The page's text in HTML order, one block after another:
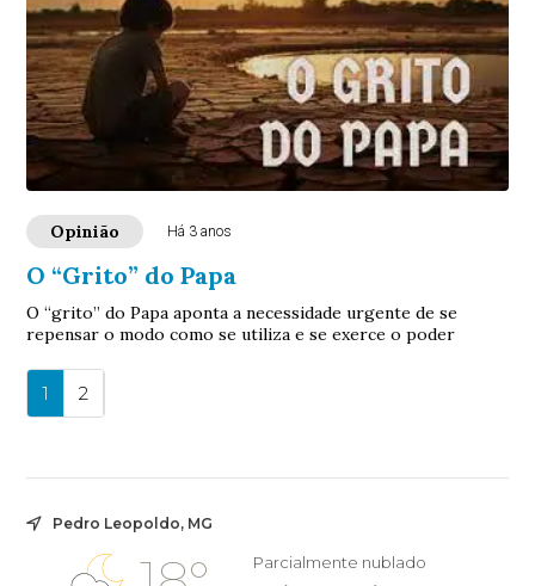
Opinião Há 3 anos
O “Grito” do Papa
O “grito” do Papa aponta a necessidade urgente de se
repensar o modo como se utiliza e se exerce o poder
1 2
Pedro Leopoldo, MG
Parcialmente nublado